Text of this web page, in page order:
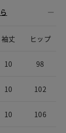
袖丈 ヒップ
10 98
10 102
10 106